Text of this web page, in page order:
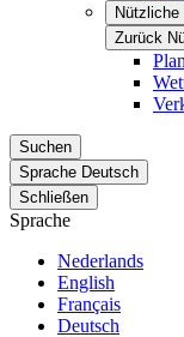
Nützliche
Zurück
Suchen
Sprache Deutsch
Schließen
Sprache
Nederlands
English
Français
Deutsch